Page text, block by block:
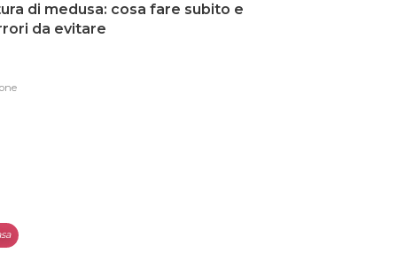
di medusa: cosa fare subito e
da evitare